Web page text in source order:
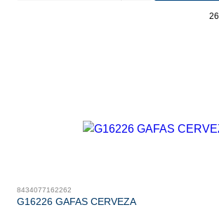
26
8434077162262
G16226 GAFAS CERVEZA